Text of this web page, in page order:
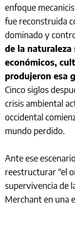
enfoque
fue reconstruida
dominado y
de la naturaleza
económicos,
produjeron esa
Cinco siglos
crisis ambiental
occidental
mundo perdido.
Ante ese
reestructurar “el
supervivencia de
Merchant en una